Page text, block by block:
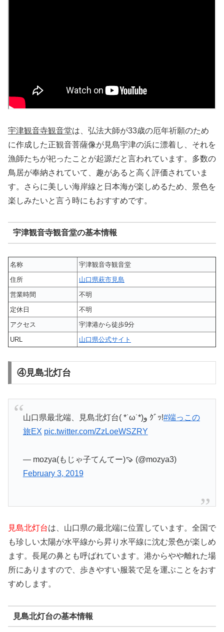
宇津観音寺観音堂は、弘法大師が33歳の厄年祈願のため
に作成した正観音菩薩像が見島宇津の浜に漂着し、それを
漁師たちが祀ったことが起源だと言われています。多数の
鳥居が奉納されていて、趣があると高く評価されていま
す。さらに美しい海岸線と日本海が楽しめるため、景色を
楽しみたいと言う時にもおすすめです。
宇津観音寺観音堂の基本情報
名称
宇津観音寺観音堂
住所
山口県萩市見島
営業時間
不明
定休日
不明
アクセス
宇津港から徒歩9分
URL
山口県公式サイト
④見島北灯台
山口県最北端、見島北灯台( *˙ω˙*)و ｸﾞｯ!#端っこの
旅EX pic.twitter.com/ZzLoeWSZRY
— mozya(もじゃ子てんてー)🍠 (@mozya3)
February 3, 2019
見島北灯台は、山口県の最北端に位置しています。全国で
も珍しい太陽が水平線から昇り水平線に沈む景色が楽しめ
ます。長尾の鼻とも呼ばれています。港からやや離れた場
所にありますので、歩きやすい服装で足を運ぶことをおす
すめします。
見島北灯台の基本情報